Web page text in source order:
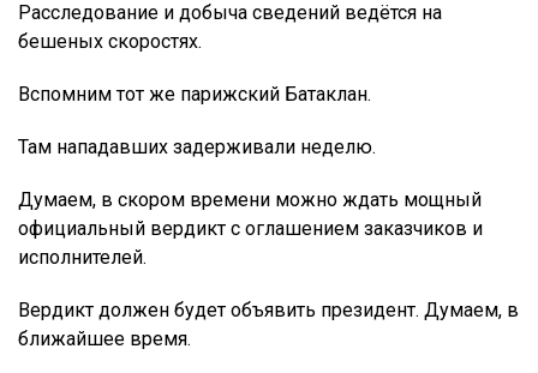
Расследование и добыча сведений ведётся на
бешеных скоростях.
Вспомним тот же парижский Батаклан.
Там нападавших задерживали неделю.
Думаем, в скором времени можно ждать мощный
официальный вердикт с оглашением заказчиков и
исполнителей.
Вердикт должен будет объявить президент. Думаем, в
ближайшее время.